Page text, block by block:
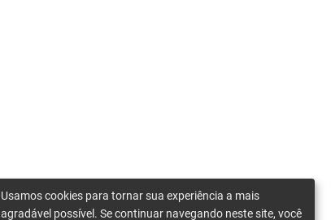
Usamos cookies para tornar sua experiência a mais
agradável possível. Se continuar navegando neste site, você